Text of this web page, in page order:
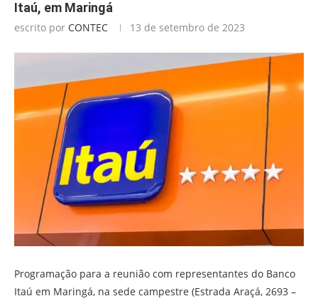
Itaú, em Maringá
escrito por CONTEC 13 de setembro de 2023
Programação para a reunião com representantes do Banco
Itaú em Maringá, na sede campestre (Estrada Araçá, 2693 –